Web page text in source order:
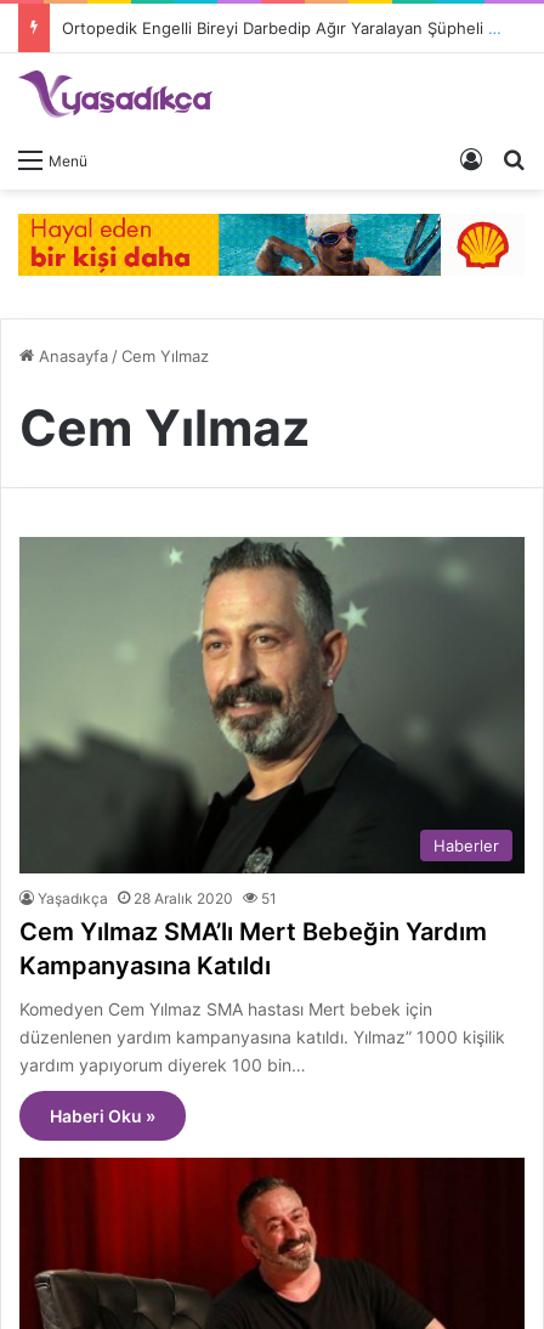
Ortopedik Engelli Bireyi Darbedip Ağır Yaralayan Şüpheli Tutuklandı
Menü Giriş
Anasayfa/Cem Yılmaz
Cem Yılmaz
Haberler
Yaşadıkça 28 Aralık 2020 51
Cem Yılmaz SMA’lı Mert Bebeğin Yardım
Kampanyasına Katıldı
Komedyen Cem Yılmaz SMA hastası Mert bebek için
düzenlenen yardım kampanyasına katıldı. Yılmaz” 1000 kişilik
yardım yapıyorum diyerek 100 bin…
Haberi Oku »